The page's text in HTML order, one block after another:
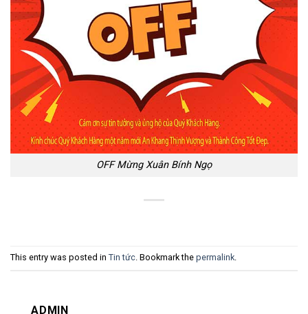
OFF Mừng Xuân Bính Ngọ
This entry was posted in Tin tức. Bookmark the permalink.
ADMIN